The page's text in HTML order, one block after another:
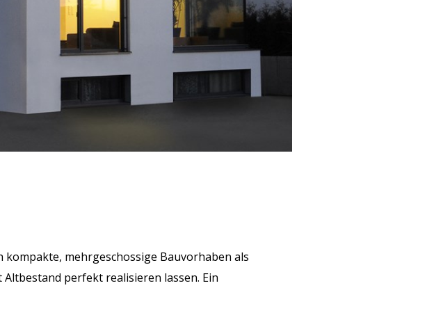
kompakte, mehrgeschossige Bauvorhaben als
perfekt realisieren lassen. Ein